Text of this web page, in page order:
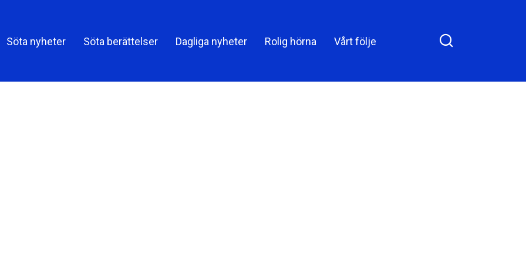
Söta nyheter Söta berättelser Dagliga nyheter Rolig hörna Vårt följe
Share on Facebook
dotter, men när det